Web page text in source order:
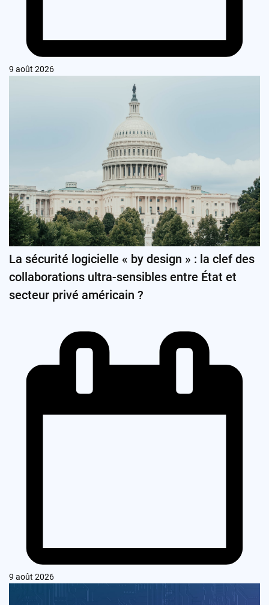
9 août 2026
La sécurité logicielle « by design » : la clef des
collaborations ultra-sensibles entre État et
secteur privé américain ?
9 août 2026